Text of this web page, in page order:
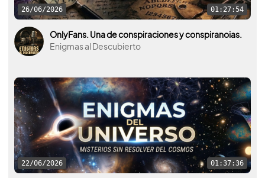
26/06/2026 01:27:54
OnlyFans. Una de conspiraciones y conspiranoias.
Enigmas al Descubierto
22/06/2026 01:37:36